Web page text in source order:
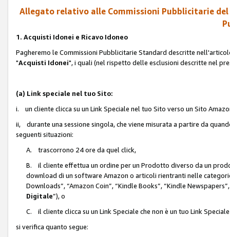
Allegato relativo alle Commissioni Pubblicitarie
1. Acquisti Idonei e Ricavo Idoneo
Pagheremo le Commissioni Pubblicitarie Standard descritte
"Acquisti Idonei", i quali (nel rispetto delle esclusioni descritte nel
(a) Link speciale nel tuo Sito:
i. un cliente clicca su un Link Speciale nel tuo Sito verso un Sito
ii, durante una sessione singola, che viene misurata a partire da
seguenti situazioni:
A. trascorrono 24 ore da quel click,
B. il cliente effettua un ordine per un Prodotto diverso da un
download di un software Amazon o articoli rientranti nelle categorie
Downloads”, “Amazon Coin”, “Kindle Books”, “Kindle
Digitale”), o
C. il cliente clicca su un Link Speciale che non è un tuo Link
si verifica quanto segue: